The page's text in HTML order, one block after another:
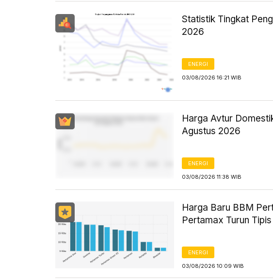
Statistik Tingkat
2026
ENERGI
03/08/2026 16:21 WIB
Harga Avtur
Agustus 2026
ENERGI
03/08/2026 11:38 WIB
Harga Baru BBM
Pertamax Turun Tipis
ENERGI
03/08/2026 10:09 WIB